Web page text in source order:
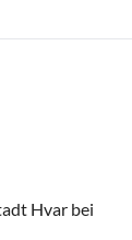
Hvar bei